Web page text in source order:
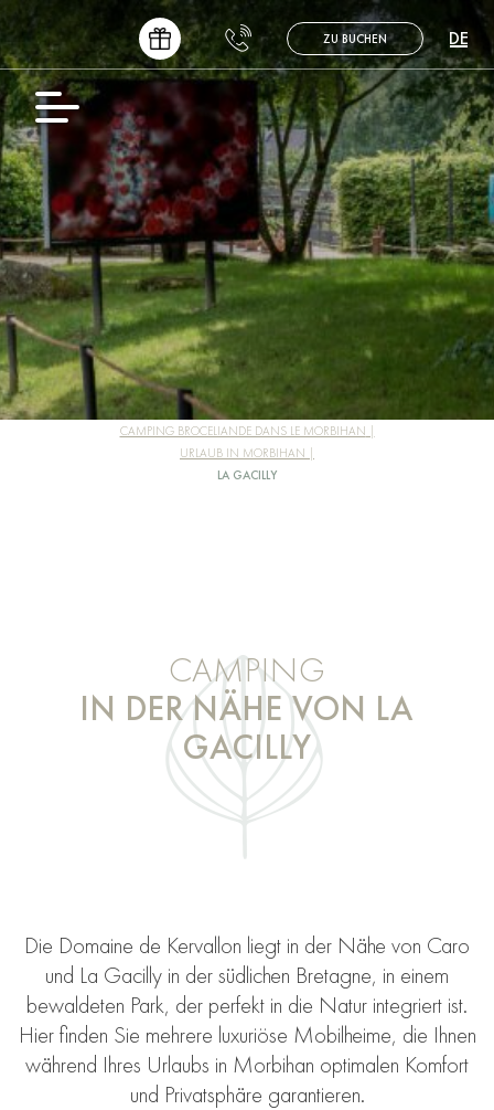
ZU BUCHEN
FR
EN
NL
DE
ES
CAMPING BROCELIANDE DANS LE MORBIHAN
URLAUB IN MORBIHAN
LA GACILLY
CAMPING
IN DER NÄHE VON LA
GACILLY
Die Domaine de Kervallon liegt in der Nähe von Caro
und La Gacilly in der südlichen Bretagne, in einem
bewaldeten Park, der perfekt in die Natur integriert ist.
Hier finden Sie mehrere luxuriöse Mobilheime, die Ihnen
während Ihres Urlaubs in Morbihan optimalen Komfort
und Privatsphäre garantieren.